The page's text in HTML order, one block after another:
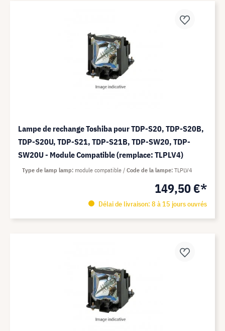
Lampe de rechange Toshiba pour TDP-S20, TDP-S20B,
TDP-S20U, TDP-S21, TDP-S21B, TDP-SW20, TDP-
SW20U - Module Compatible (remplace: TLPLV4)
149,50 €*
Délai de livraison: 8 à 15 jours ouvrés
Type de lamp lamp module compatible Code de la lampe TLPLV4